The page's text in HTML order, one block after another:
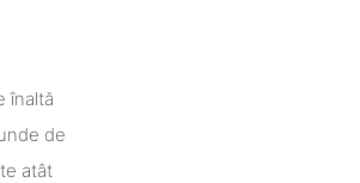
înaltă
de
atât